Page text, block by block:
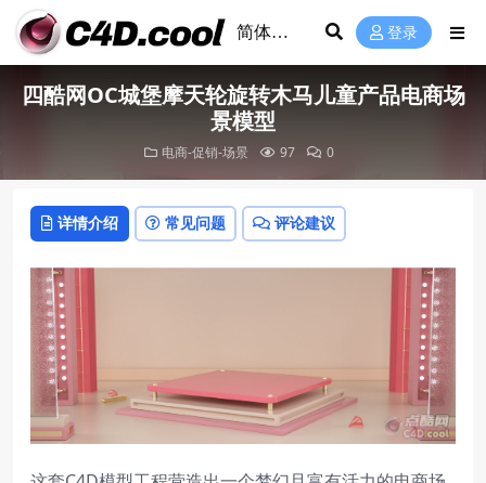
登录
四酷网OC城堡摩天轮旋转木马儿童产品电商场
景模型
电商-促销-场景 97 0
详情介绍 常见问题 评论建议